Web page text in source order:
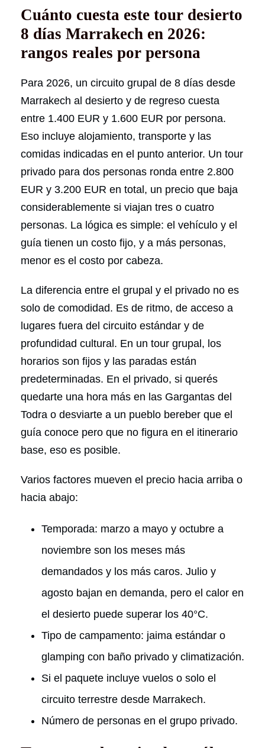
Cuánto cuesta este tour desierto
8 días Marrakech en 2026:
rangos reales por persona
Para 2026, un circuito grupal de 8 días desde
Marrakech al desierto y de regreso cuesta
entre 1.400 EUR y 1.600 EUR por persona.
Eso incluye alojamiento, transporte y las
comidas indicadas en el punto anterior. Un tour
privado para dos personas ronda entre 2.800
EUR y 3.200 EUR en total, un precio que baja
considerablemente si viajan tres o cuatro
personas. La lógica es simple: el vehículo y el
guía tienen un costo fijo, y a más personas,
menor es el costo por cabeza.
La diferencia entre el grupal y el privado no es
solo de comodidad. Es de ritmo, de acceso a
lugares fuera del circuito estándar y de
profundidad cultural. En un tour grupal, los
horarios son fijos y las paradas están
predeterminadas. En el privado, si querés
quedarte una hora más en las Gargantas del
Todra o desviarte a un pueblo bereber que el
guía conoce pero que no figura en el itinerario
base, eso es posible.
Varios factores mueven el precio hacia arriba o
hacia abajo:
Temporada: marzo a mayo y octubre a
noviembre son los meses más
demandados y los más caros. Julio y
agosto bajan en demanda, pero el calor en
el desierto puede superar los 40°C.
Tipo de campamento: jaima estándar o
glamping con baño privado y climatización.
Si el paquete incluye vuelos o solo el
circuito terrestre desde Marrakech.
Número de personas en el grupo privado.